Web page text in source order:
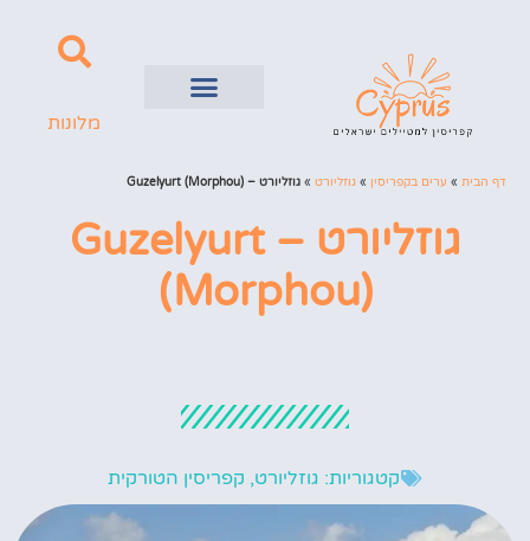
מלונות
דף הבית » ערים בקפריסין » גוזליורט » גוזליורט – Guzelyurt (Morphou)
גוזליורט – Guzelyurt
(Morphou)
קטגוריות: גוזליורט, קפריסין הטורקית